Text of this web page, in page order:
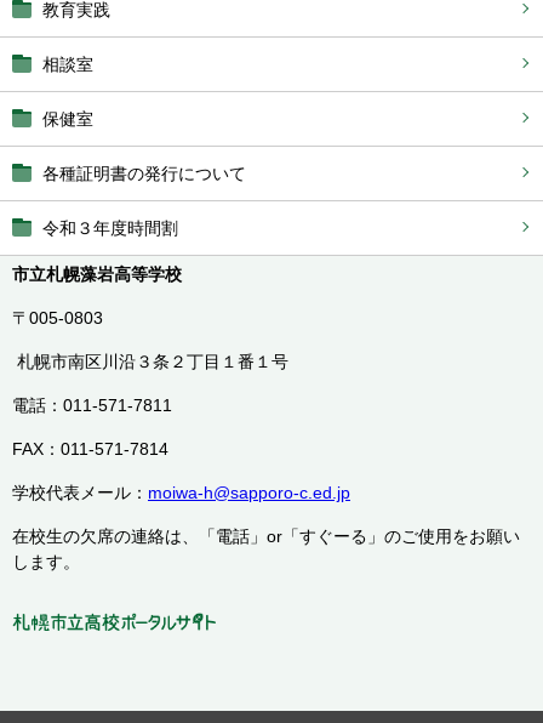
教育実践
相談室
保健室
各種証明書の発行について
令和３年度時間割
市立札幌藻岩高等学校
〒005-0803
札幌市南区川沿３条２丁目１番１号
電話：011-571-7811
FAX：011-571-7814
学校代表メール： moiwa-h@sapporo-c.ed.jp
在校生の欠席の連絡は、「電話」or「すぐーる」のご使用をお願い
します。